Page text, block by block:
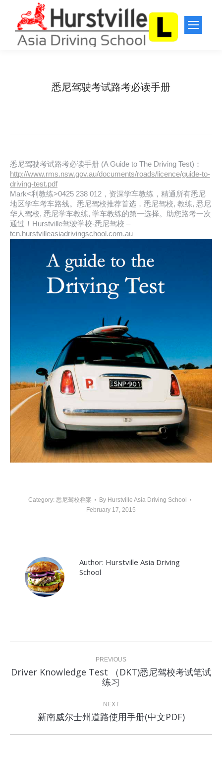
悉尼驾驶考试路考必读手册
悉尼驾驶考试路考必读手册 (A Guide to The Driving Test)：
http://www.rms.nsw.gov.au/documents/roads/licence/guide-to-
driving-test.pdf
Mark<利教练>0425 238 012，资深学车教练，精通所有悉尼
地区学车考车路线。悉尼驾校推荐首选，悉尼驾校, 教练, 悉尼
华人驾校, 悉尼学车教练, 学车教练的第一选择。助您路考一次
通过！Hurstville驾驶学校-悉尼驾校 –
tcn.hurstvilleasiadrivingschool.com.au
Category: 悉尼驾校档案 By Hurstville Asia Driving School
February 17, 2015
Author: Hurstville Asia Driving
School
PREVIOUS
Previous
post:
Driver Knowledge Test （DKT)悉尼驾校考试笔试
练习
NEXT
Next
post:
新南威尔士州道路使用手册(中文PDF)